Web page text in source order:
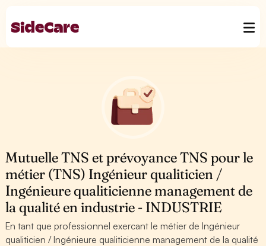
Mutuelle TNS et prévoyance TNS pour le
métier (TNS) Ingénieur qualiticien /
Ingénieure qualiticienne management de
la qualité en industrie - INDUSTRIE
En tant que professionnel exercant le métier de Ingénieur
qualiticien / Ingénieure qualiticienne management de la qualité